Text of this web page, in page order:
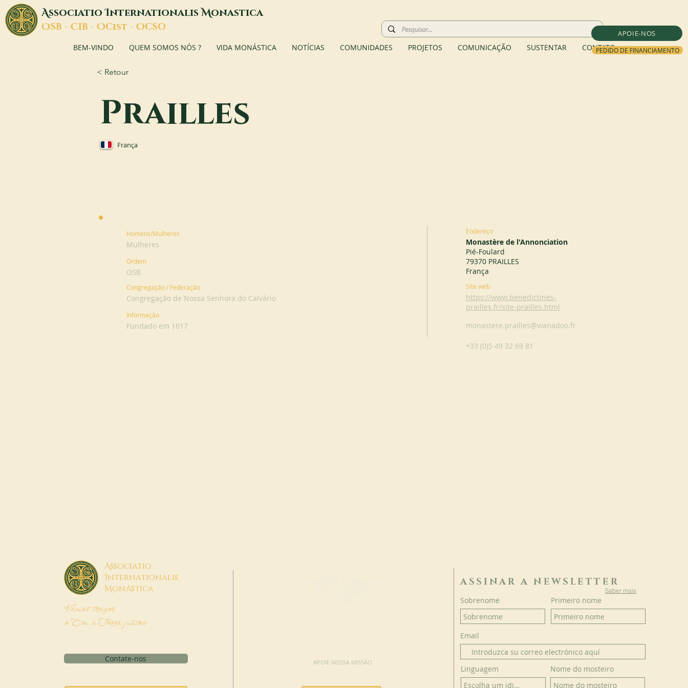
APOIE-NOS
PEDIDO DE FINANCIAMENTO
AssociatioInternationalisMonastica
OSB - CIB - OCist - OCSO
BEM-VINDO QUEM SOMOS NÓS ? VIDA MONÁSTICA NOTÍCIAS COMUNIDADES PROJETOS COMUNICAÇÃO SUSTENTAR CONTATO
< Retour
Prailles
França
Homens/Mulheres
Mulheres
Ordem
OSB
Congregação / Federação
Congregação de Nossa Senhora do Calvário
Informação
Fundado em 1617
Endereço
Monastère de l'Annonciation
Pié-Foulard
79370 PRAILLES
França
Site web
https://www.benedictines-
prailles.fr/site-prailles.html
monastere.prailles@wanadoo.fr
+33 (0)5 49 32 69 81
Associatio
Internationalis
MonAstica
Vamos trazer
o Céu à Terra juntos
Contate-nos APOIE NOSSA MISSÃO
ASSINAR A NEWSLETTER
Saber mais
Sobrenome Primeiro nome
Email
Linguagem Nome do mosteiro